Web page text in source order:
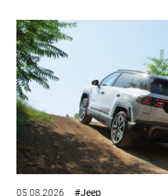
05.08.2026 #Jeep